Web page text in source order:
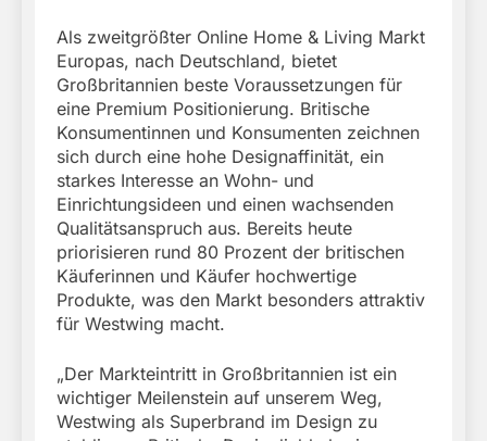
Als zweitgrößter Online Home & Living Markt
Europas, nach Deutschland, bietet
Großbritannien beste Voraussetzungen für
eine Premium Positionierung. Britische
Konsumentinnen und Konsumenten zeichnen
sich durch eine hohe Designaffinität, ein
starkes Interesse an Wohn- und
Einrichtungsideen und einen wachsenden
Qualitätsanspruch aus. Bereits heute
priorisieren rund 80 Prozent der britischen
Käuferinnen und Käufer hochwertige
Produkte, was den Markt besonders attraktiv
für Westwing macht.
„Der Markteintritt in Großbritannien ist ein
wichtiger Meilenstein auf unserem Weg,
Westwing als Superbrand im Design zu